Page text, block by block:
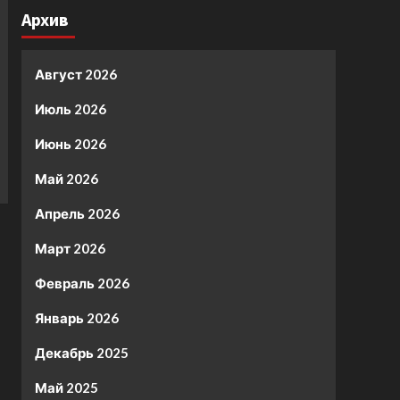
Архив
Август 2026
Июль 2026
Июнь 2026
Май 2026
Апрель 2026
Март 2026
Февраль 2026
Январь 2026
Декабрь 2025
Май 2025